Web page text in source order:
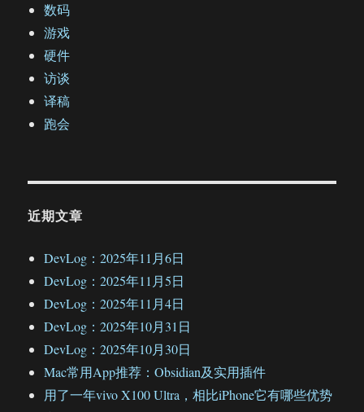
数码
游戏
硬件
访谈
译稿
跑会
近期文章
DevLog：2025年11月6日
DevLog：2025年11月5日
DevLog：2025年11月4日
DevLog：2025年10月31日
DevLog：2025年10月30日
Mac常用App推荐：Obsidian及实用插件
用了一年vivo X100 Ultra，相比iPhone它有哪些优势